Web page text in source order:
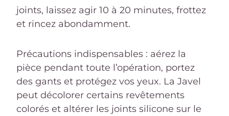
joints, laissez agir 10 à 20 minutes, frottez
et rincez abondamment.
Précautions indispensables : aérez la
pièce pendant toute l’opération, portez
des gants et protégez vos yeux. La Javel
peut décolorer certains revêtements
colorés et altérer les joints silicone sur le